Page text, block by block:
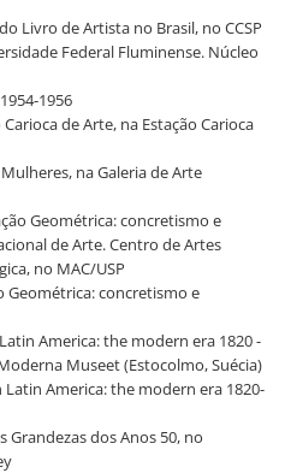
Livro de Artista no Brasil, no CCSP
Federal Fluminense. Núcleo
1956
Carioca de Arte, na Estação Carioca
Mulheres, na Galeria de Arte
Geométrica: concretismo e
de Arte. Centro de Artes
no MAC/USP
Geométrica: concretismo e
America: the modern era 1820 -
Museet (Estocolmo, Suécia)
America: the modern era 1820-
Grandezas dos Anos 50, no